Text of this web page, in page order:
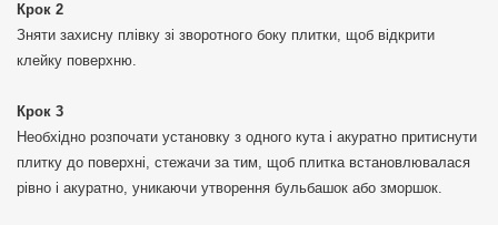
Крок 2
Зняти захисну плівку зі зворотного боку плитки, щоб відкрити
клейку поверхню.
Крок 3
Необхідно розпочати установку з одного кута і акуратно притиснути
плитку до поверхні, стежачи за тим, щоб плитка встановлювалася
рівно і акуратно, уникаючи утворення бульбашок або зморшок.